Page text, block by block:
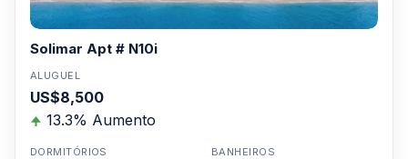
Solimar Apt # N10i
ALUGUEL
US$8,500
13.3% Aumento
DORMITÓRIOS BANHEIROS